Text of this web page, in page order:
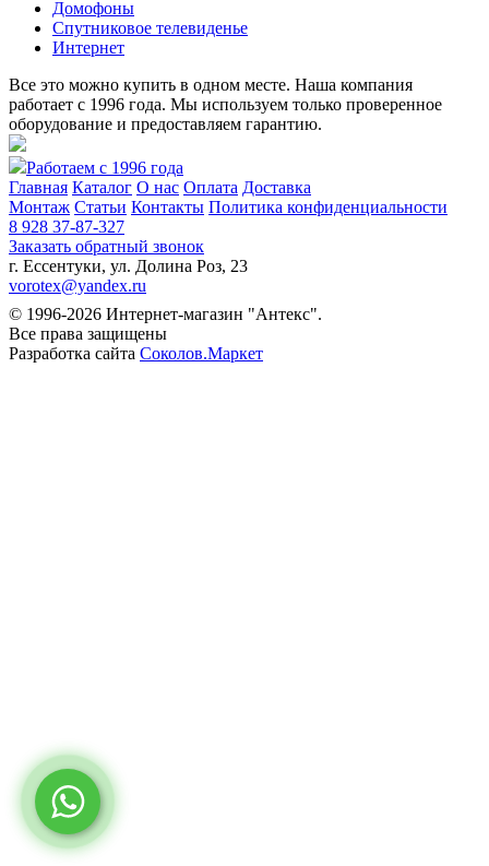
Домофоны
Спутниковое телевиденье
Интернет
Все это можно купить в одном месте. Наша компания
работает с 1996 года. Мы используем только проверенное
оборудование и предоставляем гарантию.
Работаем с 1996 года
Главная Каталог О нас Оплата Доставка
Монтаж Статьи Контакты Политика конфиденциальности
8 928 37-87-327
Заказать обратный звонок
г. Ессентуки, ул. Долина Роз, 23
vorotex@yandex.ru
© 1996-2026 Интернет-магазин "Антекс".
Все права защищены
Разработка сайта Соколов.Маркет